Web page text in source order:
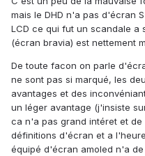
mais le DHD n'a pas d'écran
LCD ce qui fut un scandale a
(écran bravia) est nettement
De toute facon on parle
ne sont pas si marqué, les
avantages et des
un léger avantage (j'insiste
ca n'a pas grand intéret et
définitions d'écran et a
équipé d'écran amoled n'a